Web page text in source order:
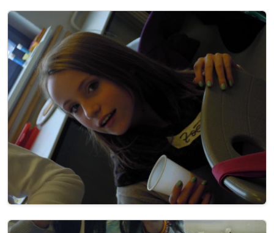
Image
Image